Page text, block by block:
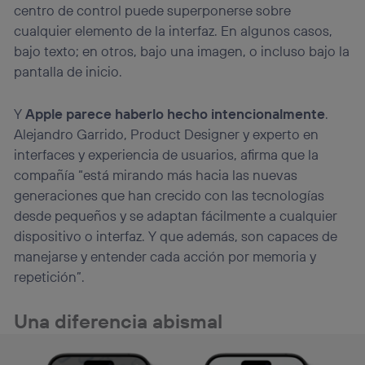
centro de control puede superponersesobre
cualquier elemento de la interfaz. En algunos casos,
bajo texto; en otros, bajo una imagen, o incluso bajo la
pantalla de inicio.
YApple parece haberlo hecho intencionalmente.
Alejandro Garrido, Product Designer y experto en
interfaces y experiencia de usuarios, afirma que la
compañía “está mirando más hacia las nuevas
generaciones que han crecido con las tecnologías
desde pequeños y se adaptan fácilmente a cualquier
dispositivo o interfaz. Y que además, son capaces de
manejarse y entender cada acción por memoria y
repetición”.
Una diferencia abismal